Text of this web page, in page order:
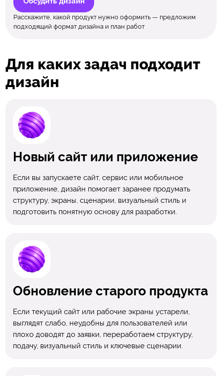
Расскажите, какой продукт нужно оформить — предложим
подходящий формат дизайна и план работ
Для каких задач подходит
дизайн
Новый сайт или приложение
Если вы запускаете сайт, сервис или мобильное
приложение, дизайн помогает заранее продумать
структуру, экраны, сценарии, визуальный стиль и
подготовить понятную основу для разработки.
Обновление старого продукта
Если текущий сайт или рабочие экраны устарели,
выглядят слабо, неудобны для пользователей или
плохо доводят до заявки, переработаем структуру,
подачу, визуальный стиль и ключевые сценарии.